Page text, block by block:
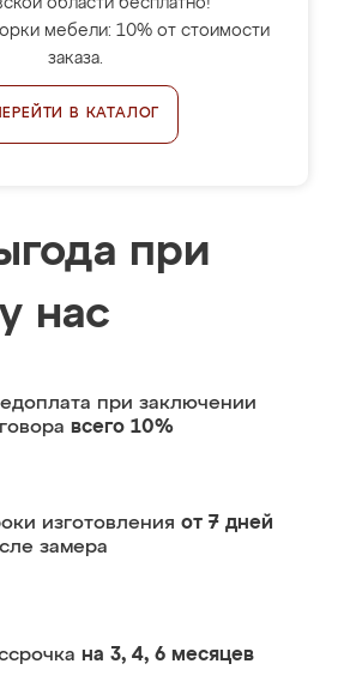
области бесплатно!
мебели: 10% от стоимости
заказа.
В КАТАЛОГ
при
нас
при заключении
всего 10%
изготовления от 7 дней
замера
на 3, 4, 6 месяцев